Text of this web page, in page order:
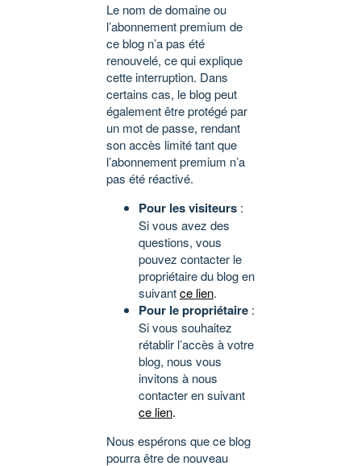
Le nom de domaine ou
l’abonnement premium de
ce blog n’a pas été
renouvelé, ce qui explique
cette interruption. Dans
certains cas, le blog peut
également être protégé par
un mot de passe, rendant
son accès limité tant que
l’abonnement premium n’a
pas été réactivé.
Pour les visiteurs :
Si vous avez des
questions, vous
pouvez contacter le
propriétaire du blog en
suivantce lien.
Pour le propriétaire :
Si vous souhaitez
rétablir l’accès à votre
blog, nous vous
invitons à nous
contacter en suivant
ce lien.
Nous espérons que ce blog
pourra être de nouveau